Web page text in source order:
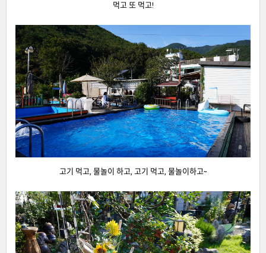
먹고 또 먹고!
고기 먹고, 물놀이 하고, 고기 먹고, 물놀이하고~